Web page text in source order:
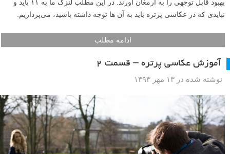
بهبود قابل توجهی را به ارمغان آورند. در این مطلب لنزک ما به ۱۱ باید و
نبایدی که در عکاسی پرتره باید به آن ها توجه داشته باشید، می‌پردازیم.
ادامه مطلب
آموزش عکاسی پرتره – قسمت ۲
نوشته شده در ۱۳ مهر ۱۳۹۳